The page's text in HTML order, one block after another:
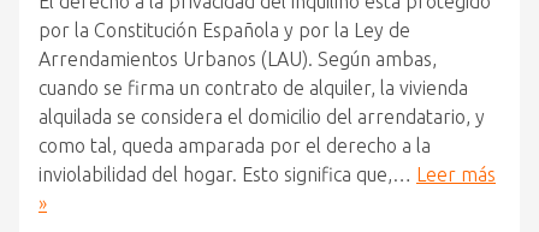
por la Constitución Española y por la Ley de
Arrendamientos Urbanos (LAU). Según ambas,
cuando se firma un contrato de alquiler, la vivienda
alquilada se considera el domicilio del arrendatario, y
como tal, queda amparada por el derecho a la
inviolabilidad del hogar. Esto significa que,…
Leer más
»